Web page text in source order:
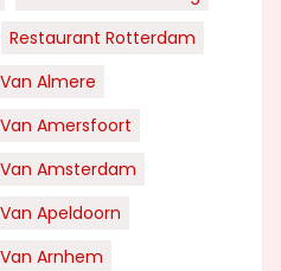
Restaurant Rotterdam
Almere
Amersfoort
Amsterdam
Apeldoorn
Arnhem